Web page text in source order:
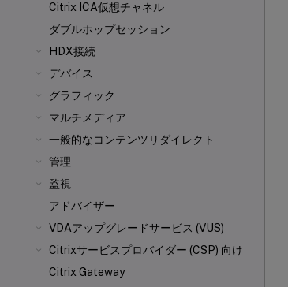
Citrix ICA仮想チャネル
ダブルホップセッション
HDX接続
デバイス
グラフィック
マルチメディア
一般的なコンテンツリダイレクト
管理
監視
アドバイザー
VDAアップグレードサービス (VUS)
Citrixサービスプロバイダー (CSP) 向け
Citrix Gateway